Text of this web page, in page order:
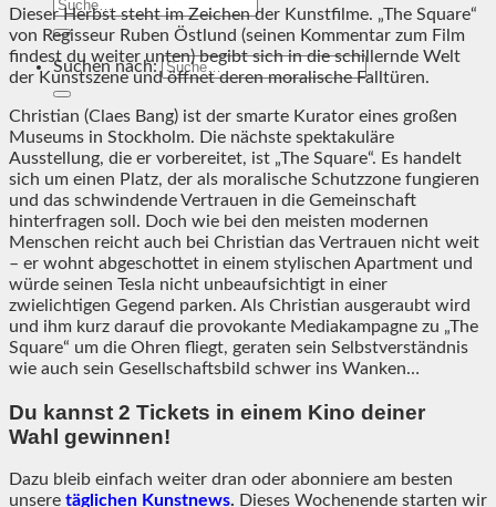
Suchen nach:
Dieser Herbst steht im Zeichen der Kunstfilme. „The Square“
von Regisseur Ruben Östlund (seinen Kommentar zum Film
findest du weiter unten) begibt sich in die schillernde Welt
der Kunstszene und öffnet deren moralische Falltüren.
Christian (Claes Bang) ist der smarte Kurator eines großen
Museums in Stockholm. Die nächste spektakuläre
Ausstellung, die er vorbereitet, ist „The Square“. Es handelt
sich um einen Platz, der als moralische Schutzzone fungieren
und das schwindende Vertrauen in die Gemeinschaft
hinterfragen soll. Doch wie bei den meisten modernen
Menschen reicht auch bei Christian das Vertrauen nicht weit
– er wohnt abgeschottet in einem stylischen Apartment und
würde seinen Tesla nicht unbeaufsichtigt in einer
zwielichtigen Gegend parken. Als Christian ausgeraubt wird
und ihm kurz darauf die provokante Mediakampagne zu „The
Square“ um die Ohren fliegt, geraten sein Selbstverständnis
wie auch sein Gesellschaftsbild schwer ins Wanken…
Du kannst 2 Tickets in einem Kino deiner
Wahl gewinnen!
Dazu bleib einfach weiter dran oder abonniere am besten
unsere täglichen Kunstnews. Dieses Wochenende starten wir